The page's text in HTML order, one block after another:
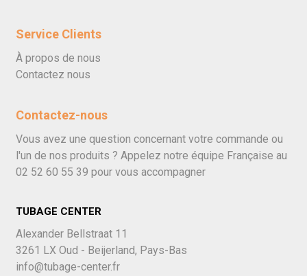
Service Clients
À propos de nous
Contactez nous
Contactez-nous
Vous avez une question concernant votre commande ou
l'un de nos produits ? Appelez notre équipe Française au
02 52 60 55 39 pour vous accompagner
TUBAGE CENTER
Alexander Bellstraat 11
3261 LX Oud - Beijerland, Pays-Bas
info@tubage-center.fr